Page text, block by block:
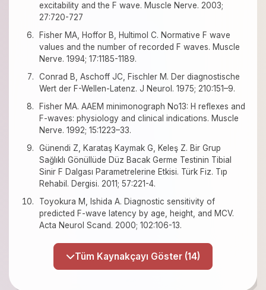
excitability and the F wave. Muscle Nerve. 2003;
27:720-727
Fisher MA, Hoffor B, Hultimol C. Normative F wave
values and the number of recorded F waves. Muscle
Nerve. 1994; 17:1185-1189.
Conrad B, Aschoff JC, Fischler M. Der diagnostische
Wert der F-Wellen-Latenz. J Neurol. 1975; 210:151–9.
Fisher MA. AAEM minimonograph No13: H reflexes and
F-waves: physiology and clinical indications. Muscle
Nerve. 1992; 15:1223–33.
Günendi Z, Karataş Kaymak G, Keleş Z. Bir Grup
Sağlıklı Gönüllüde Düz Bacak Germe Testinin Tibial
Sinir F Dalgası Parametrelerine Etkisi. Türk Fiz. Tıp
Rehabil. Dergisi. 2011; 57:221-4.
Toyokura M, Ishida A. Diagnostic sensitivity of
predicted F-wave latency by age, height, and MCV.
Acta Neurol Scand. 2000; 102:106-13.
Tüm Kaynakçayı Göster (14)